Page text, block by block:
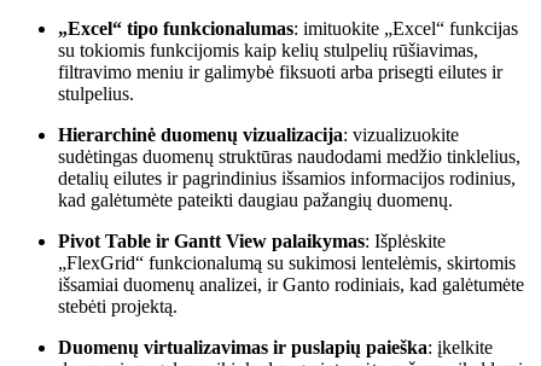
„Excel“ tipo funkcionalumas: imituokite „Excel“ funkcijas
su tokiomis funkcijomis kaip kelių stulpelių rūšiavimas,
filtravimo meniu ir galimybė fiksuoti arba prisegti eilutes ir
stulpelius.
Hierarchinė duomenų vizualizacija: vizualizuokite
sudėtingas duomenų struktūras naudodami medžio tinklelius,
detalių eilutes ir pagrindinius išsamios informacijos rodinius,
kad galėtumėte pateikti daugiau pažangių duomenų.
Pivot Table ir Gantt View palaikymas: Išplėskite
„FlexGrid“ funkcionalumą su sukimosi lentelėmis, skirtomis
išsamiai duomenų analizei, ir Ganto rodiniais, kad galėtumėte
stebėti projektą.
Duomenų virtualizavimas ir puslapių paieška: įkelkite